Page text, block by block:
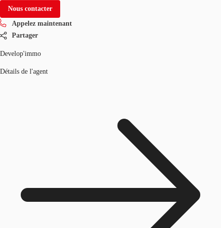
Nous contacter
Appelez maintenant
Partager
Develop'immo
Détails de l'agent